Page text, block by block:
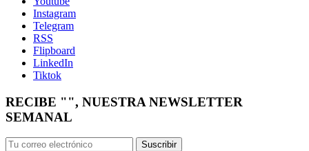
Instagram
Telegram
RSS
Flipboard
LinkedIn
Tiktok
RECIBE "", NUESTRA NEWSLETTER
SEMANAL
Suscribir